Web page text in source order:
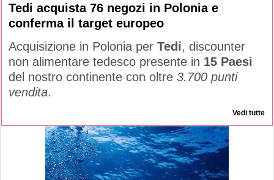
Tedi acquista 76 negozi in Polonia e
conferma il target europeo
Acquisizione in Polonia per Tedi, discounter
non alimentare tedesco presente in 15 Paesi
del nostro continente con oltre 3.700 punti
vendita.
Vedi tutte